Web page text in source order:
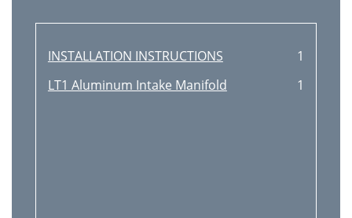
INSTALLATION INSTRUCTIONS
1
LT1 Aluminum Intake Manifold
1